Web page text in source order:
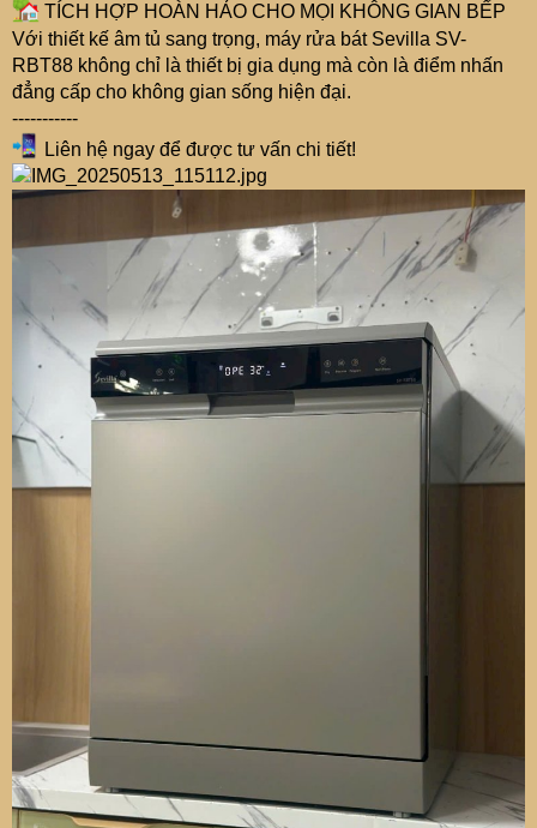
TÍCH HỢP HOÀN HẢO CHO MỌI KHÔNG GIAN BẾP
Với thiết kế âm tủ sang trọng, máy rửa bát Sevilla SV-
RBT88 không chỉ là thiết bị gia dụng mà còn là điểm nhấn
đẳng cấp cho không gian sống hiện đại.
-----------
Liên hệ ngay để được tư vấn chi tiết!